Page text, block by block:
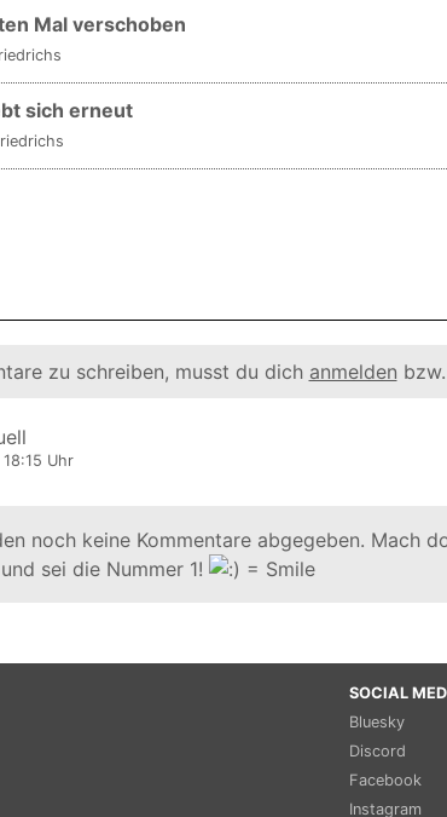
Mal verschoben
sich erneut
zu schreiben, musst du dich anmelden bzw.
Uhr
noch keine Kommentare abgegeben. Mach
sei die Nummer 1!
SOCIAL
Bluesky
Discord
Facebook
Instagram